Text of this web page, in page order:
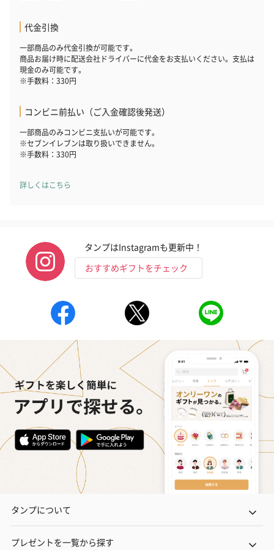
代金引換
一部商品のみ代金引換が可能です。
商品お届け時に配送会社ドライバーに代金をお支払いください。支払は
現金のみ可能です。
※手数料：330円
コンビニ前払い（ご入金確認後発送）
一部商品のみコンビニ支払いが可能です。
※セブンイレブンは取り扱いできません。
※手数料：330円
詳しくはこちら
タンプはInstagramも更新中！
おすすめギフトをチェック
タンプについて
プレゼントを一覧から探す